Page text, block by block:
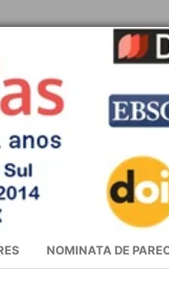
NOMINATA DE